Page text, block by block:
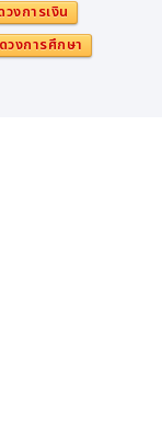
วงการเงิน
วงการศึกษา